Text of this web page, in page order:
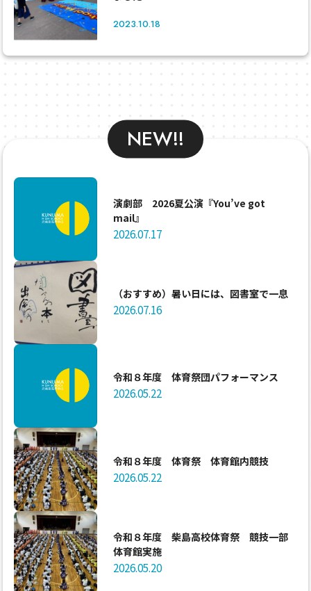
2023.10.18
NEW!!
演劇部 2026夏公演『You’ve got
mail』
2026.07.17
（おすすめ）暑い日には、図書室で一息
2026.07.16
令和８年度 体育祭団パフォーマンス
2026.05.22
令和８年度 体育祭 体育館内競技
2026.05.22
令和８年度 柴島高校体育祭 競技一部
体育館実施
2026.05.20